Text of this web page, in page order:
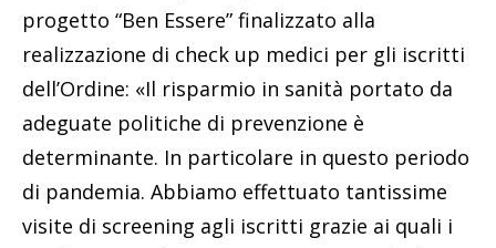
progetto “Ben Essere” finalizzato alla
realizzazione di check up medici per gli iscritti
dell’Ordine: «Il risparmio in sanità portato da
adeguate politiche di prevenzione è
determinante. In particolare in questo periodo
di pandemia. Abbiamo effettuato tantissime
visite di screening agli iscritti grazie ai quali i